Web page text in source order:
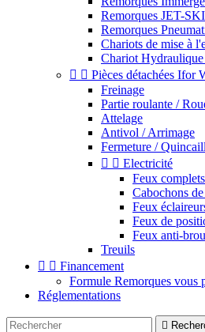
Remorques JET-SKI
Remorques
Chariots de mise à
Chariot
  Pièces détachées Ifor
Freinage
Partie roulante /
Attelage
Antivol / Arrimage
Fermeture /
  Electricité
Feux
Cabochons
Feux
Feux de
Feux anti-
Treuils
  Financement
Formule Remorques vous
Réglementations
